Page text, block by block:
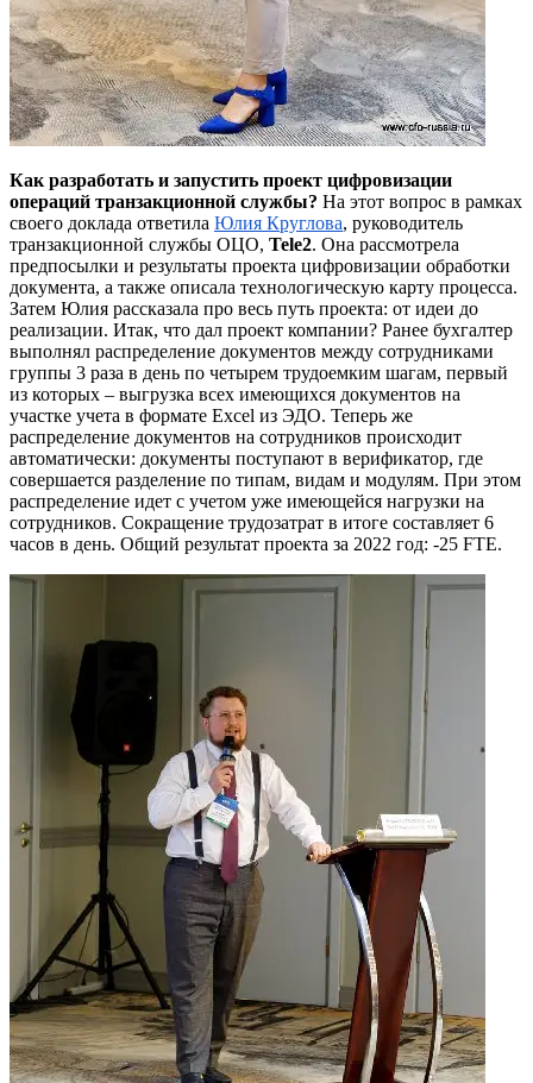
Как разработать и запустить проект цифровизации
операций транзакционной службы? На этот вопрос в рамках
своего доклада ответила Юлия Круглова, руководитель
транзакционной службы ОЦО, Tele2. Она рассмотрела
предпосылки и результаты проекта цифровизации обработки
документа, а также описала технологическую карту процесса.
Затем Юлия рассказала про весь путь проекта: от идеи до
реализации. Итак, что дал проект компании? Ранее бухгалтер
выполнял распределение документов между сотрудниками
группы 3 раза в день по четырем трудоемким шагам, первый
из которых – выгрузка всех имеющихся документов на
участке учета в формате Excel из ЭДО. Теперь же
распределение документов на сотрудников происходит
автоматически: документы поступают в верификатор, где
совершается разделение по типам, видам и модулям. При этом
распределение идет с учетом уже имеющейся нагрузки на
сотрудников. Сокращение трудозатрат в итоге составляет 6
часов в день. Общий результат проекта за 2022 год: -25 FTE.